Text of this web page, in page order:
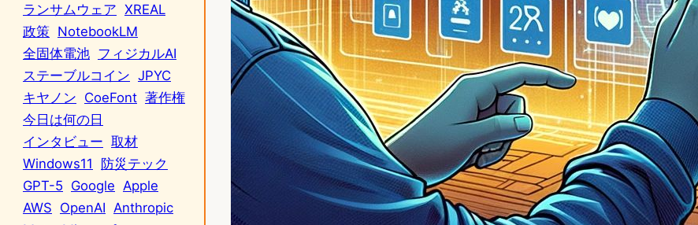
ランサムウェア XREAL
政策 NotebookLM
全固体電池 フィジカルAI
ステーブルコイン JPYC
キヤノン CoeFont 著作権
今日は何の日
インタビュー 取材
Windows11
防災テック
GPT-5 Google Apple
AWS OpenAI Anthropic